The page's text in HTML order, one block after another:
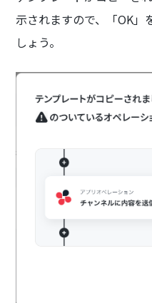
示されますので、「OK」
しょう。